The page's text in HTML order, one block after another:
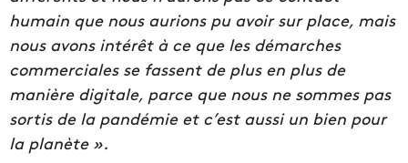
humain que nous aurions pu avoir sur place, mais
nous avons intérêt à ce que les démarches
commerciales se fassent de plus en plus de
manière digitale, parce que nous ne sommes pas
sortis de la pandémie et c’est aussi un bien pour
la planète ».